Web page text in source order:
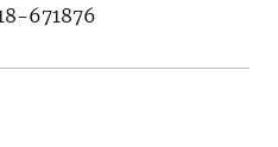
671876